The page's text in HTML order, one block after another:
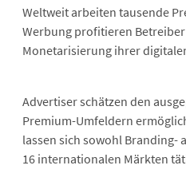
Weltweit arbeiten tausende
Werbung profitieren
Monetarisierung ihrer
Advertiser schätzen den
Premium-Umfeldern
lassen sich sowohl Branding-
16 internationalen Märkten